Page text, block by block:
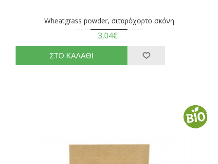
Wheatgrass powder, σιταρόχορτο σκόνη
3,04€